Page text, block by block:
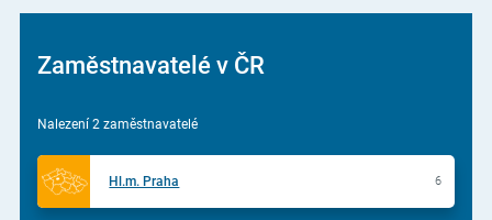
Zaměstnavatelé v ČR
Nalezení 2 zaměstnavatelé
Hl.m. Praha 6